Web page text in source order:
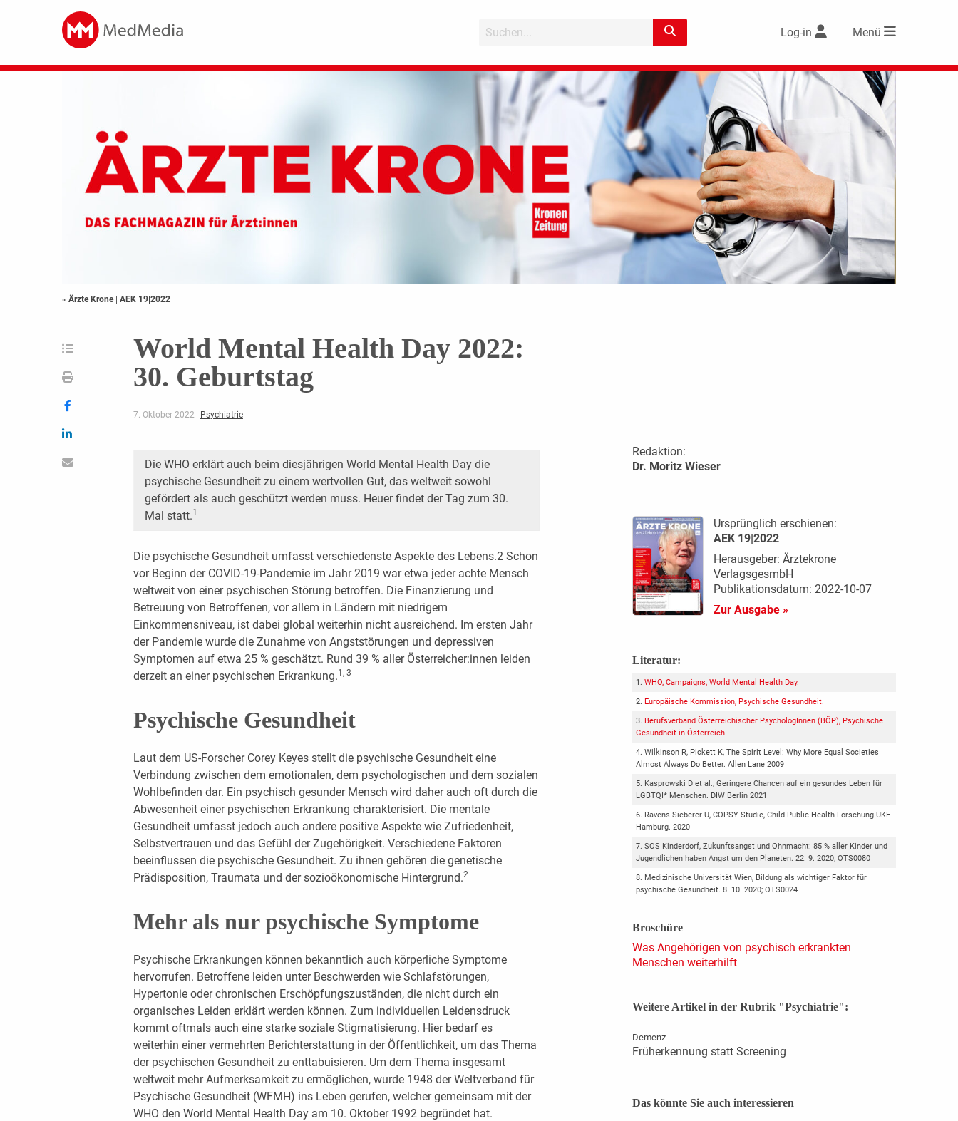
Log-in Menü
« Ärzte Krone | AEK 19|2022
World Mental Health Day 2022:
30. Geburtstag
7. Oktober 2022 Psychiatrie
Die WHO erklärt auch beim diesjährigen World Mental Health Day die
psychische Gesundheit zu einem wertvollen Gut, das weltweit sowohl
gefördert als auch geschützt werden muss. Heuer findet der Tag zum 30.
Mal statt.1
Die psychische Gesundheit umfasst verschiedenste Aspekte des Lebens.2 Schon
vor Beginn der COVID-19-Pandemie im Jahr 2019 war etwa jeder achte Mensch
weltweit von einer psychischen Störung betroffen. Die Finanzierung und
Betreuung von Betroffenen, vor allem in Ländern mit niedrigem
Einkommensniveau, ist dabei global weiterhin nicht ausreichend. Im ersten Jahr
der Pandemie wurde die Zunahme von Angststörungen und depressiven
Symptomen auf etwa 25 % geschätzt. Rund 39 % aller Österreicher:innen leiden
derzeit an einer psychischen Erkrankung.1, 3
Psychische Gesundheit
Laut dem US-Forscher Corey Keyes stellt die psychische Gesundheit eine
Verbindung zwischen dem emotionalen, dem psychologischen und dem sozialen
Wohlbefinden dar. Ein psychisch gesunder Mensch wird daher auch oft durch die
Abwesenheit einer psychischen Erkrankung charakterisiert. Die mentale
Gesundheit umfasst jedoch auch andere positive Aspekte wie Zufriedenheit,
Selbstvertrauen und das Gefühl der Zugehörigkeit. Verschiedene Faktoren
beeinflussen die psychische Gesundheit. Zu ihnen gehören die genetische
Prädisposition, Traumata und der sozioökonomische Hintergrund.2
Mehr als nur psychische Symptome
Psychische Erkrankungen können bekanntlich auch körperliche Symptome
hervorrufen. Betroffene leiden unter Beschwerden wie Schlafstörungen,
Hypertonie oder chronischen Erschöpfungszuständen, die nicht durch ein
organisches Leiden erklärt werden können. Zum individuellen Leidensdruck
kommt oftmals auch eine starke soziale Stigmatisierung. Hier bedarf es
weiterhin einer vermehrten Berichterstattung in der Öffentlichkeit, um das Thema
der psychischen Gesundheit zu enttabuisieren. Um dem Thema insgesamt
weltweit mehr Aufmerksamkeit zu ermöglichen, wurde 1948 der Weltverband für
Psychische Gesundheit (WFMH) ins Leben gerufen, welcher gemeinsam mit der
WHO den World Mental Health Day am 10. Oktober 1992 begründet hat.
Redaktion:
Dr. Moritz Wieser
Ursprünglich erschienen:
AEK 19|2022
Herausgeber: Ärztekrone
VerlagsgesmbH
Publikationsdatum: 2022-10-07
Zur Ausgabe »
Literatur:
WHO, Campaigns, World Mental Health Day.
Europäische Kommission, Psychische Gesundheit.
Berufsverband Österreichischer PsychologInnen (BÖP), Psychische
Gesundheit in Österreich.
Wilkinson R, Pickett K, The Spirit Level: Why More Equal Societies
Almost Always Do Better. Allen Lane 2009
Kasprowski D et al., Geringere Chancen auf ein gesundes Leben für
LGBTQI* Menschen. DIW Berlin 2021
Ravens-Sieberer U, COPSY-Studie, Child-Public-Health-Forschung UKE
Hamburg. 2020
SOS Kinderdorf, Zukunftsangst und Ohnmacht: 85 % aller Kinder und
Jugendlichen haben Angst um den Planeten. 22. 9. 2020; OTS0080
Medizinische Universität Wien, Bildung als wichtiger Faktor für
psychische Gesundheit. 8. 10. 2020; OTS0024
Broschüre
Was Angehörigen von psychisch erkrankten
Menschen weiterhilft
Weitere Artikel in der Rubrik "Psychiatrie":
Demenz
Früherkennung statt Screening
Das könnte Sie auch interessieren